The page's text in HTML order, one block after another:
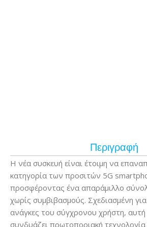
Περιγραφή
Η νέα συσκευή είναι έτοιμη να
κατηγορία των προσιτών 5G
προσφέροντας ένα απαράμιλλο
χωρίς συμβιβασμούς. Σχεδιασμένη
ανάγκες του σύγχρονου χρήστη, αυτή
συνδυάζει πρωτοποριακή